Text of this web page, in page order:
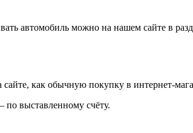
автомобиль можно на нашем сайте в
как обычную покупку в
выставленному счёту.